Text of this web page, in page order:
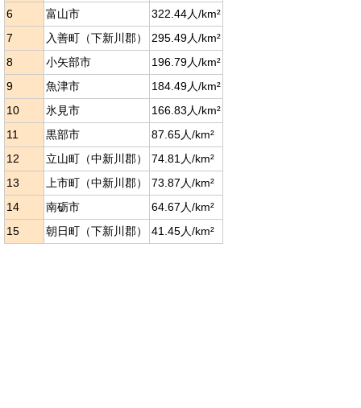
6
富山市
322.44人/km²
7
入善町（下新川郡）
295.49人/km²
8
小矢部市
196.79人/km²
9
魚津市
184.49人/km²
10
氷見市
166.83人/km²
11
黒部市
87.65人/km²
12
立山町（中新川郡）
74.81人/km²
13
上市町（中新川郡）
73.87人/km²
14
南砺市
64.67人/km²
15
朝日町（下新川郡） 41.45人/km²